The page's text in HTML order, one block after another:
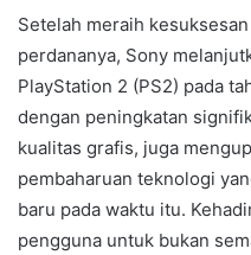
Setelah meraih
perdananya, Sony
PlayStation 2 (PS2) pada
dengan peningkatan
kualitas grafis, juga
pembaharuan teknologi
baru pada waktu itu.
pengguna untuk bukan